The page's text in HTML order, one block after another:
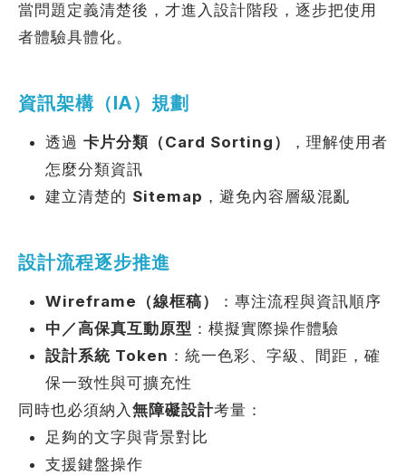
當問題定義清楚後，才進入設計階段，逐步把使用
者體驗具體化。
資訊架構（IA）規劃
透過 卡片分類（Card Sorting）
，理解使用者
怎麼分類資訊
建立清楚的 Sitemap ，避免內容層級混亂
設計流程逐步推進
Wireframe（線框稿）
：專注流程與資訊順序
中／高保真互動原型 ：模擬實際操作體驗
設計系統 Token ：統一色彩、字級、間距，確
保一致性與可擴充性
同時也必須納入 無障礙設計考量：
足夠的文字與背景對比
支援鍵盤操作